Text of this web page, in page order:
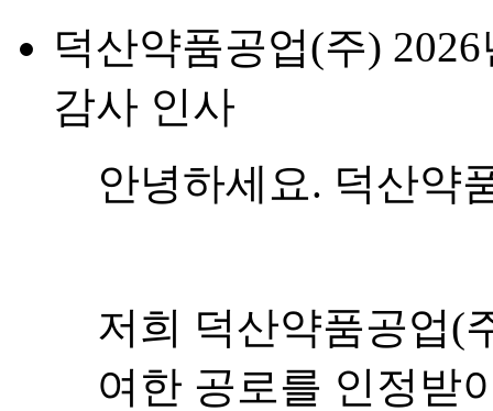
덕산약품공업(주)
감사 인사
안녕하세요. 덕산약
저희 덕산약품공업(
여한 공로를 인정받